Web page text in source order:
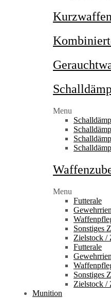
Menu
Menu
Futterale
Sonstiges
Zielstock /
Futterale
Sonstiges
Zielstock /
Munition